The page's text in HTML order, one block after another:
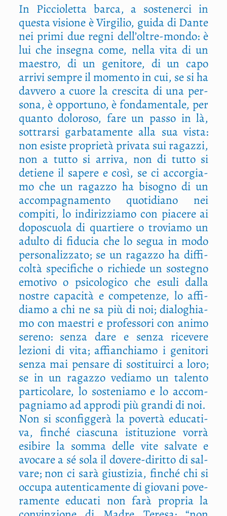
In Pic­cio­let­ta bar­ca, a soste­ner­ci in
que­sta visio­ne è Vir­gi­lio, gui­da di Dan­te
nei pri­mi due regni dell’oltre-mondo: è
lui che inse­gna come, nel­la vita di un
mae­stro, di un geni­to­re, di un capo
arri­vi sem­pre il momen­to in cui, se si ha
dav­ve­ro a cuo­re la cre­sci­ta di una per­
so­na, è oppor­tu­no, è fon­da­men­ta­le, per
quan­to dolo­ro­so, fare un pas­so in là,
sot­trar­si gar­ba­ta­men­te alla sua vista:
non esi­ste pro­prie­tà pri­va­ta sui ragaz­zi,
non a tut­to si arri­va, non di tut­to si
detie­ne il sape­re e così, se ci accor­gia­
mo che un ragaz­zo ha biso­gno di un
accom­pa­gna­men­to quo­ti­dia­no nei
com­pi­ti, lo indi­riz­zia­mo con pia­ce­re ai
dopo­scuo­la di quar­tie­re o tro­via­mo un
adul­to di fidu­cia che lo segua in modo
per­so­na­liz­za­to; se un ragaz­zo ha dif­fi­
col­tà spe­ci­fi­che o richie­de un soste­gno
emo­ti­vo o psi­co­lo­gi­co che esu­li dal­la
nostre capa­ci­tà e com­pe­ten­ze, lo affi­
dia­mo a chi ne sa più di noi; dia­lo­ghia­
mo con mae­stri e pro­fes­so­ri con ani­mo
sere­no: sen­za dare e sen­za rice­ve­re
lezio­ni di vita; affian­chia­mo i geni­to­ri
sen­za mai pen­sa­re di sosti­tuir­ci a loro;
se in un ragaz­zo vedia­mo un talen­to
par­ti­co­la­re, lo soste­nia­mo e lo accom­
pa­gnia­mo ad appro­di più gran­di di noi.
Non si scon­fig­ge­rà la pover­tà edu­ca­ti­
va, fin­ché cia­scu­na isti­tu­zio­ne vor­rà
esi­bi­re la som­ma del­le vite sal­va­te e
avo­ca­re a sé sola il dove­re-dirit­to di sal­
va­re; non ci sarà giu­sti­zia, fin­ché chi si
occu­pa auten­ti­ca­men­te di gio­va­ni pove­
ra­men­te edu­ca­ti non farà pro­pria la